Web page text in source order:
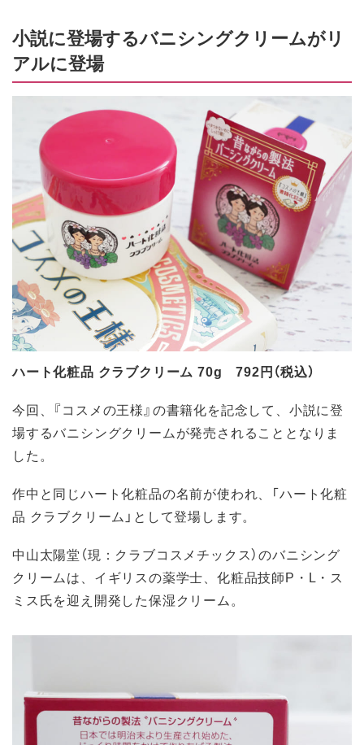
小説に登場するバニシングクリームがリ
アルに登場
ハート化粧品 クラブクリーム 70g 792円（税込）
今回、『コスメの王様』の書籍化を記念して、小説に登
場するバニシングクリームが発売されることとなりま
した。
作中と同じハート化粧品の名前が使われ、「ハート化粧
品 クラブクリーム」として登場します。
中山太陽堂（現：クラブコスメチックス）のバニシング
クリームは、イギリスの薬学士、化粧品技師P・L・ス
ミス氏を迎え開発した保湿クリーム。